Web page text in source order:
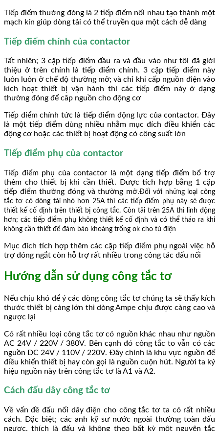
Tiếp điểm thường đóng là 2 tiếp điểm nối nhau tạo thành một
mạch kín giúp dòng tải có thể truyền qua một cách dễ dàng
Tiếp điểm chính của contactor
Tất nhiên; 3 cặp tiếp điểm đầu ra và đầu vào như tôi đã giới
thiệu ở trên chính là tiếp điểm chính. 3 cặp tiếp điểm này
luôn luôn ở chế độ thường mở; và chỉ khi cấp nguồn điện vào
kích hoạt thiết bị vận hành thì các tiếp điểm này ở dạng
thường đóng để câp nguồn cho động cơ
Tiếp điểm chính tức là tiếp điểm động lực của contactor. Đây
là một tiếp điểm dùng nhiều nhằm mục đích điều khiển các
động cơ hoặc các thiết bị hoạt động có công suất lớn
Tiếp điểm phụ của contactor
Tiếp điểm phụ của contactor là một dạng tiếp điểm bổ trợ
thêm cho thiết bị khi cần thiết. Được tích hợp bằng 1 cặp
tiếp điểm thường đóng và thường mở.Đối với những loại công
tắc tơ có dòng tải nhỏ hơn 25A thì các tiếp điểm phụ này sẽ được
thiết kế cố định trên thiết bị công tắc. Còn tải trên 25A thì linh động
hơn; các tiếp điểm phụ không thiết kế cố định và có thể tháo ra khi
không cần thiết để đảm bảo khoảng trống ok cho tủ điện
Mục đích tích hợp thêm các cặp tiếp điểm phụ ngoài việc hỗ
trợ đóng ngắt còn hỗ trợ rất nhiều trong công tác đấu nối
Hướng dẫn sử dụng công tắc tơ
Nếu chịu khó để ý các dòng công tắc tơ chúng ta sẽ thấy kích
thước thiết bị càng lớn thì dòng Ampe chịu được càng cao và
ngược lại
Có rất nhiều loại công tắc tơ có nguồn khác nhau như nguồn
AC 24V / 220V / 380V. Bên cạnh đó công tắc to vẫn có các
nguồn DC 24V / 110V / 220V. Đây chính là khu vực nguồn để
điều khiển thiết bị hay còn gọi là nguồn cuộn hút. Người ta ký
hiệu nguồn này trên công tắc tơ là A1 và A2.
Cách đấu dây công tắc tơ
Về vấn đề đấu nối dây điện cho công tắc tơ ta có rất nhiều
cách. Đặc biệt; các anh kỹ sư nước ngoài thường toàn đấu
ngược, thích là đấu và không theo bất kỳ một nguyên tắc